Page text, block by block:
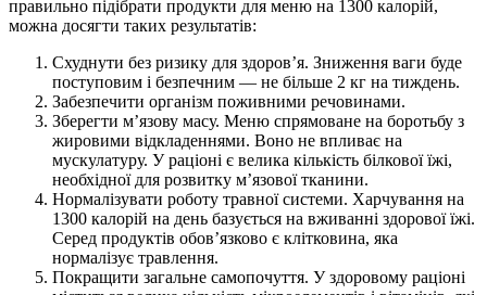
правильно підібрати продукти для меню на 1300 калорій,
можна досягти таких результатів:
Схуднути без ризику для здоров’я. Зниження ваги буде
поступовим і безпечним — не більше 2 кг на тиждень.
Забезпечити організм поживними речовинами.
Зберегти м’язову масу. Меню спрямоване на боротьбу з
жировими відкладеннями. Воно не впливає на
мускулатуру. У раціоні є велика кількість білкової їжі,
необхідної для розвитку м’язової тканини.
Нормалізувати роботу травної системи. Харчування на
1300 калорій на день базується на вживанні здорової їжі.
Серед продуктів обов’язково є клітковина, яка
нормалізує травлення.
Покращити загальне самопочуття. У здоровому раціоні